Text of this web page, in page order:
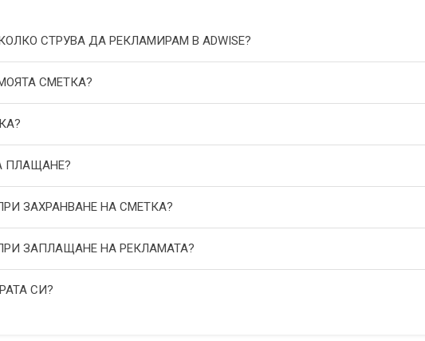
СТРУВА ДА РЕКЛАМИРАМ В ADWISE?
СМЕТКА?
ПЛАЩАНЕ?
ЗАХРАНВАНЕ НА СМЕТКА?
ЗАПЛАЩАНЕ НА РЕКЛАМАТА?
СИ?